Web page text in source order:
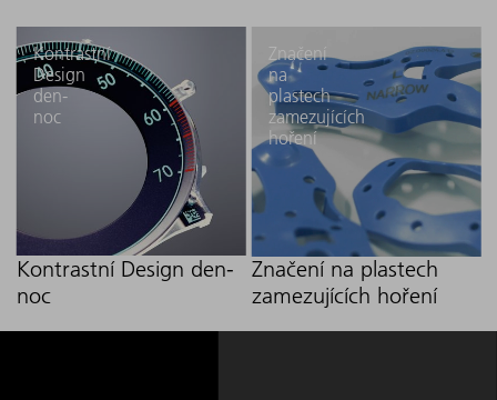
Kontrastní
Design
den-
noc
Kontrastní Design den-
noc
Značení
na
plastech
zamezujících
hoření
Značení na plastech
zamezujících hoření